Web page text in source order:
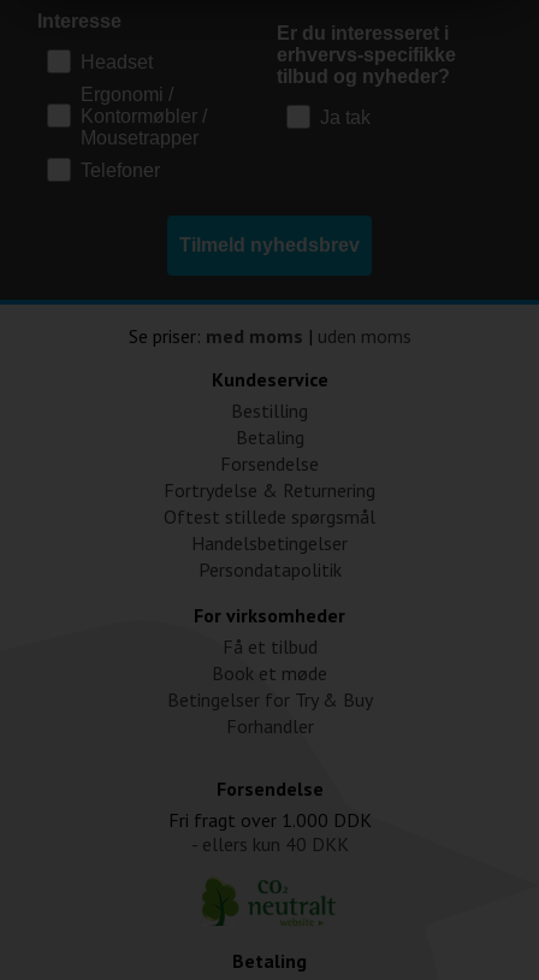
Interesse
Headset
Ergonomi /
Kontormøbler /
Mousetrapper
Telefoner
Er du interesseret i
erhvervs-specifikke
tilbud og nyheder?
Ja tak
Tilmeld nyhedsbrev
Se priser: med moms | uden moms
Kundeservice
Bestilling
Betaling
Forsendelse
Fortrydelse & Returnering
Oftest stillede spørgsmål
Handelsbetingelser
Persondatapolitik
For virksomheder
Få et tilbud
Book et møde
Betingelser for Try & Buy
Forhandler
Forsendelse
Fri fragt over 1.000 DDK
- ellers kun 40 DKK
Betaling